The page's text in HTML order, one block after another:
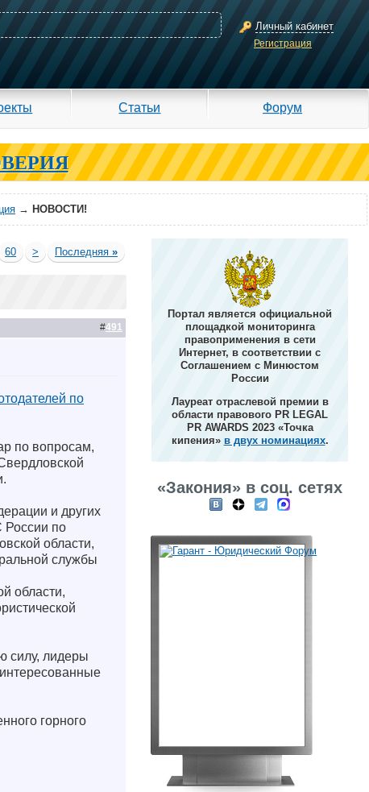
Личный кабинет
Регистрация
Статьи Форум
→ НОВОСТИ!
60 > Последняя»
#491
по
по вопросам,
и других
России по
области,
службы
области,
силу, лидеры
горного
Портал является официальной
площадкой мониторинга
правоприменения в сети
Интернет, в соответствии с
Соглашением с Минюстом
России
Лауреат отраслевой премии в
области правового PR LEGAL
PR AWARDS 2023 «Точка
кипения» в двух номинациях.
«Закония» в соц. сетях